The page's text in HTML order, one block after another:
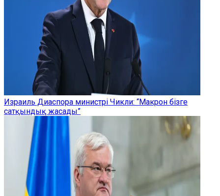
Израиль Диаспора министрі Чикли: “Макрон бізге
сатқындық жасады”